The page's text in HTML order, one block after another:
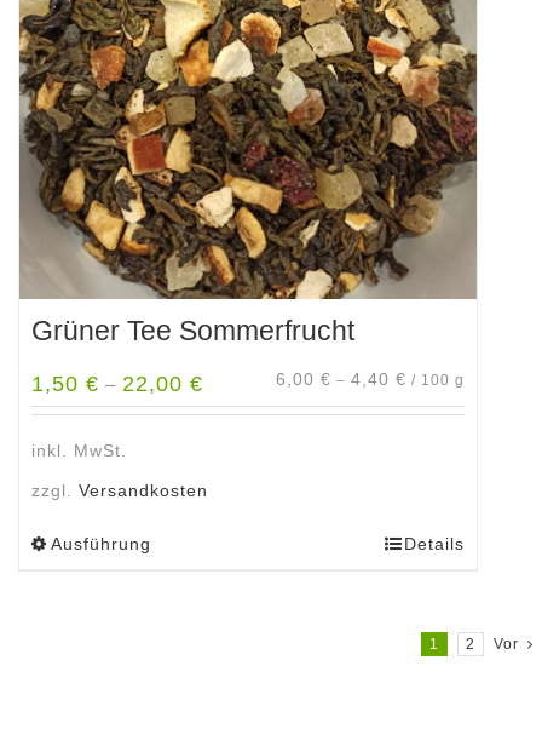
Optionen
können
auf
der
Produktseite
gewählt
werden
Grüner Tee Sommerfrucht
1,50 € – 22,00 € 6,00 € – 4,40 € / 100 g
inkl. MwSt.
zzgl. Versandkosten
Ausführung Details
1 2 Vor